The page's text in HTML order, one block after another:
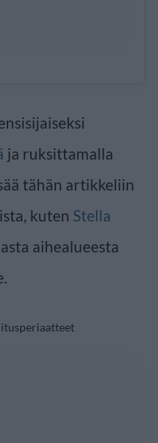
ja ruksittamalla
tähän artikkeliin
kuten Stella
aihealueesta